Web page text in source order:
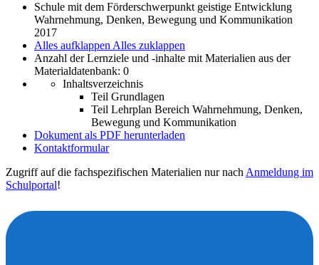
Schule mit dem Förderschwerpunkt geistige Entwicklung
Wahrnehmung, Denken, Bewegung und Kommunikation
2017
Alles aufklappen Alles zuklappen
Anzahl der Lernziele und -inhalte mit Materialien aus der
Materialdatenbank: 0
Inhaltsverzeichnis
Teil Grundlagen
Teil Lehrplan Bereich Wahrnehmung, Denken,
Bewegung und Kommunikation
Dokument als PDF herunterladen
Kontaktformular
Zugriff auf die fachspezifischen Materialien nur nach Anmeldung im
Schulportal!